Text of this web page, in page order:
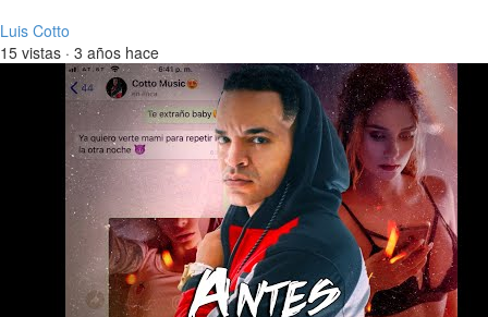
Luis Cotto
15 vistas · 3 años hace